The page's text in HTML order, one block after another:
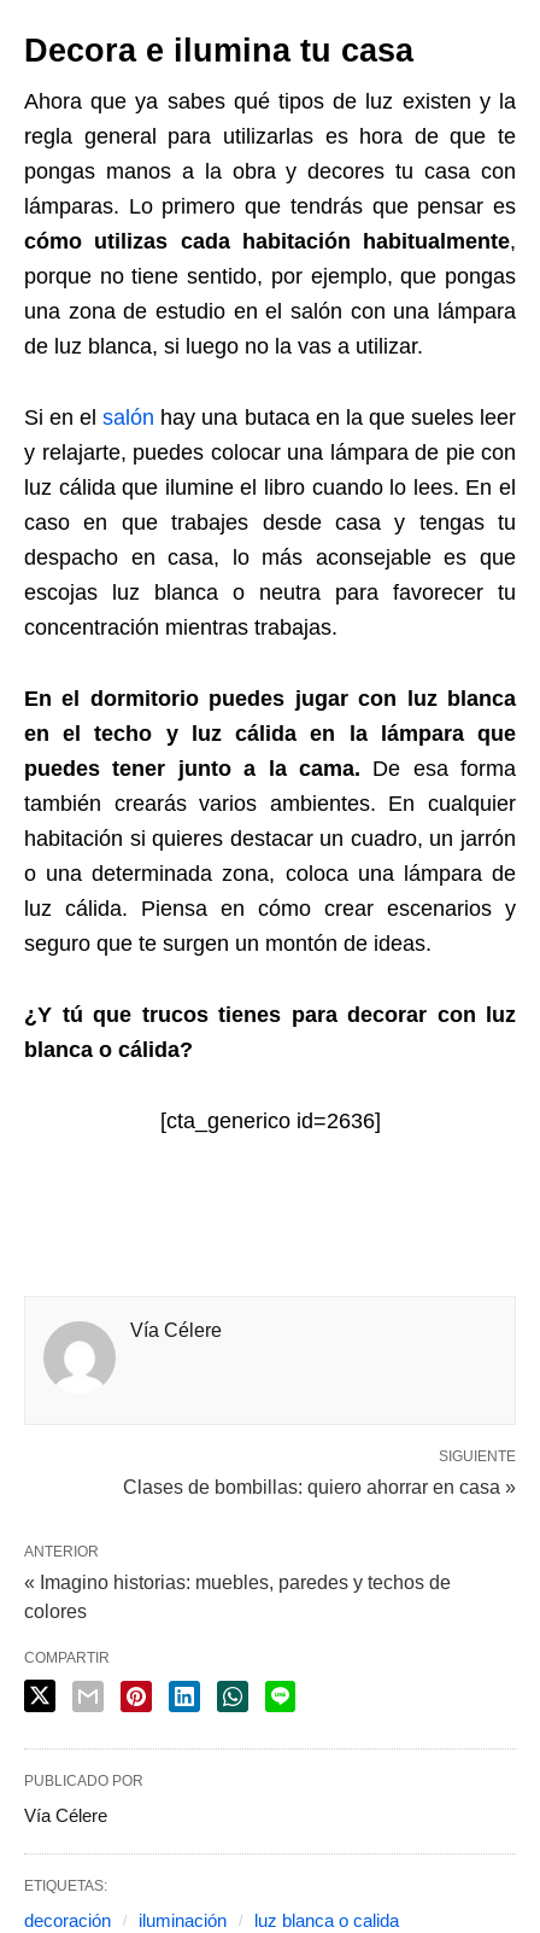
Decora e ilumina tu casa
Ahora que ya sabes qué tipos de luz existen y la
regla general para utilizarlas es hora de que te
pongas manos a la obra y decores tu casa con
lámparas. Lo primero que tendrás que pensar es
cómo utilizas cada habitación habitualmente,
porque no tiene sentido, por ejemplo, que pongas
una zona de estudio en el salón con una lámpara
de luz blanca, si luego no la vas a utilizar.
Si en elsalón hay una butaca en la que sueles leer
y relajarte, puedes colocar una lámpara de pie con
luz cálida que ilumine el libro cuando lo lees. En el
caso en que trabajes desde casa y tengas tu
despacho en casa, lo más aconsejable es que
escojas luz blanca o neutra para favorecer tu
concentración mientras trabajas.
En el dormitorio puedes jugar con luz blanca
en el techo y luz cálida en la lámpara que
puedes tener junto a la cama. De esa forma
también crearás varios ambientes. En cualquier
habitación si quieres destacar un cuadro, un jarrón
o una determinada zona, coloca una lámpara de
luz cálida. Piensa en cómo crear escenarios y
seguro que te surgen un montón de ideas.
¿Y tú que trucos tienes para decorar con luz
blanca o cálida?
[cta_generico id=2636]
Vía Célere
SIGUIENTE
Clases de bombillas: quiero ahorrar en casa »
ANTERIOR
« Imagino historias: muebles, paredes y techos de
colores
COMPARTIR
PUBLICADO POR
Vía Célere
ETIQUETAS:
decoración iluminación luz blanca o calida